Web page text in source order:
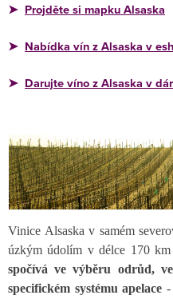
➤ Projděte si mapkuAlsaska
➤ Nabídka vín z Alsaska v
➤ Darujte víno z Alsaska v
Vinice Alsaska v samém
úzkým údolím v délce 170
spočívá ve výběru odrůd,
specifickém systému apelace